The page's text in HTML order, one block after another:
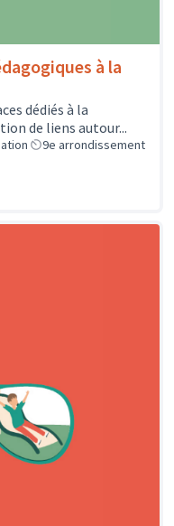
à la
dédiés à la
de liens autour...
9e arrondissement